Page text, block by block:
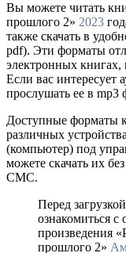
Вы можете читать
прошлого 2» 2023
также скачать в
pdf). Эти форматы
электронных
Если вас интересует
прослушать ее в mp3
Доступные форматы
различных
(компьютер) под
можете скачать их
СМС.
Перед
ознакомиться с
произведения
прошлого 2»